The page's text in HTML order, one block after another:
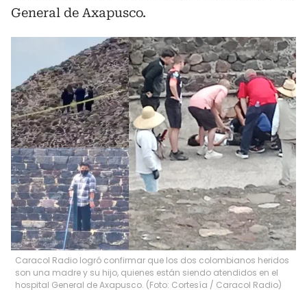
General de Axapusco.
Caracol Radio logró confirmar que los dos colombianos heridos
son una madre y su hijo, quienes están siendo atendidos en el
hospital General de Axapusco. (Foto: Cortesía / Caracol Radio)